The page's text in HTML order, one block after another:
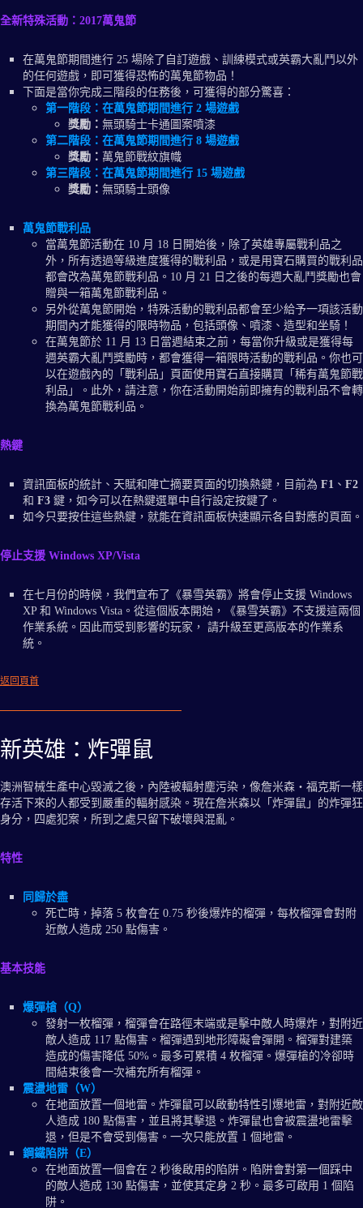
全新特殊活動：2017萬鬼節
在萬鬼節期間進行 25 場除了自訂遊戲、訓練模式或英霸大亂鬥以外
的任何遊戲，即可獲得恐怖的萬鬼節物品！
下面是當你完成三階段的任務後，可獲得的部分驚喜：
第一階段： 在萬鬼節期間進行 2 場遊戲
獎勵： 無頭騎士卡通圖案噴漆
第二階段： 在萬鬼節期間進行 8 場遊戲
獎勵： 萬鬼節戰紋旗幟
第三階段： 在萬鬼節期間進行 15 場遊戲
獎勵： 無頭騎士頭像
萬鬼節戰利品
當萬鬼節活動在 10 月 18 日開始後，除了英雄專屬戰利品之
外，所有透過等級進度獲得的戰利品，或是用寶石購買的戰利品
都會改為萬鬼節戰利品。10 月 21 日之後的每週大亂鬥獎勵也會
贈與一箱萬鬼節戰利品。
另外從萬鬼節開始，特殊活動的戰利品都會至少給予一項該活動
期間內才能獲得的限時物品，包括頭像、噴漆、造型和坐騎！
在萬鬼節於 11 月 13 日當週結束之前，每當你升級或是獲得每
週英霸大亂鬥獎勵時，都會獲得一箱限時活動的戰利品。你也可
以在遊戲內的「戰利品」頁面使用寶石直接購買「稀有萬鬼節戰
利品」。此外，請注意，你在活動開始前即擁有的戰利品不會轉
換為萬鬼節戰利品。
熱鍵
資訊面板的統計、天賦和陣亡摘要頁面的切換熱鍵，目前為 F1 、 F2
和 F3 鍵，如今可以在熱鍵選單中自行設定按鍵了。
如今只要按住這些熱鍵，就能在資訊面板快速顯示各自對應的頁面。
停止支援 Windows XP/Vista
在七月份的時候，我們宣布了《暴雪英霸》將會停止支援 Windows
XP 和 Windows Vista。從這個版本開始，《暴雪英霸》不支援這兩個
作業系統。因此而受到影響的玩家， 請升級至更高版本的作業系
統。
返回頁首
新英雄：炸彈鼠
澳洲智械生產中心毀滅之後，內陸被輻射塵污染，像詹米森‧福克斯一樣
存活下來的人都受到嚴重的輻射感染。現在詹米森以「炸彈鼠」的炸彈狂
身分，四處犯案，所到之處只留下破壞與混亂。
特性
同歸於盡
死亡時，掉落 5 枚會在 0.75 秒後爆炸的榴彈，每枚榴彈會對附
近敵人造成 250 點傷害。
基本技能
爆彈槍（Q）
發射一枚榴彈，榴彈會在路徑末端或是擊中敵人時爆炸，對附近
敵人造成 117 點傷害。榴彈遇到地形障礙會彈開。榴彈對建築
造成的傷害降低 50%。最多可累積 4 枚榴彈。爆彈槍的冷卻時
間結束後會一次補充所有榴彈。
震盪地雷（W）
在地面放置一個地雷。炸彈鼠可以啟動特性引爆地雷，對附近敵
人造成 180 點傷害，並且將其擊退。炸彈鼠也會被震盪地雷擊
退，但是不會受到傷害。一次只能放置 1 個地雷。
鋼鐵陷阱（E）
在地面放置一個會在 2 秒後啟用的陷阱。陷阱會對第一個踩中
的敵人造成 130 點傷害，並使其定身 2 秒。最多可啟用 1 個陷
阱。